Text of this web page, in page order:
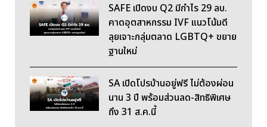
SAFE เปิดงบ Q2 มีกำไร 29 ลบ.
คาดอุตสาหกรรม IVF แนวโน้มดี
ลุยเจาะกลุ่มตลาด LGBTQ+ ขยาย
ฐานใหม่
SA เปิดโปรบ้านอยู่ฟรี ไม่ต้องผ่อน
นาน 3 ปี พร้อมส่วนลด-สิทธิพิเศษ
ถึง 31 ส.ค.นี้